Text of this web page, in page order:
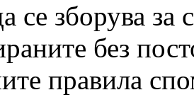
се зборува за
без
правила